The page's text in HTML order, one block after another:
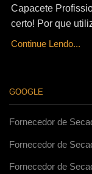
Capacete
certo! Por que
Continue Lendo...
GOOGLE
Fornecedor de
Fornecedor de
Fornecedor de